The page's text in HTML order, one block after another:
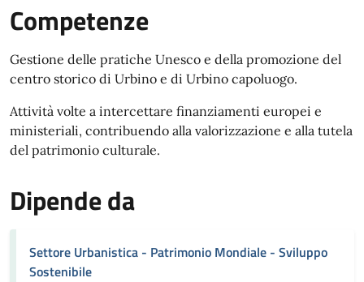
Competenze
Gestione delle pratiche Unesco e della promozione del
centro storico di Urbino e di Urbino capoluogo.
Attività volte a intercettare finanziamenti europei e
ministeriali, contribuendo alla valorizzazione e alla tutela
del patrimonio culturale.
Dipende da
Settore Urbanistica - Patrimonio Mondiale - Sviluppo
Sostenibile